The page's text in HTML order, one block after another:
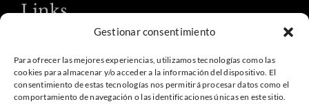
Gestionar consentimiento
Para ofrecer las mejores experiencias, utilizamos tecnologías como las
cookies para almacenar y/o acceder a la información del dispositivo. El
consentimiento de estas tecnologías nos permitirá procesar datos como el
comportamiento de navegación o las identificaciones únicas en este sitio.
Links
Aviso Legal
Política de privacidad
Política de cookies